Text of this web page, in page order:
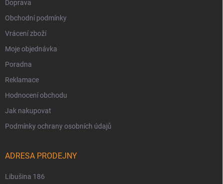
Doprava
Obchodní podmínky
Vrácení zboží
Moje objednávka
Poradna
Reklamace
Hodnocení obchodu
Jak nakupovat
Podmínky ochrany osobních údajů
ADRESA PRODEJNY
Libušina 186